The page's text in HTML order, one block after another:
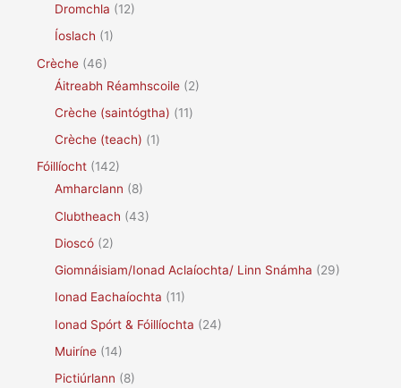
Dromchla (12)
Íoslach (1)
Crèche (46)
Áitreabh Réamhscoile (2)
Crèche (saintógtha) (11)
Crèche (teach) (1)
Fóillíocht (142)
Amharclann (8)
Clubtheach (43)
Dioscó (2)
Giomnáisiam/Ionad Aclaíochta/ Linn Snámha (29)
Ionad Eachaíochta (11)
Ionad Spórt & Fóillíochta (24)
Muiríne (14)
Pictiúrlann (8)